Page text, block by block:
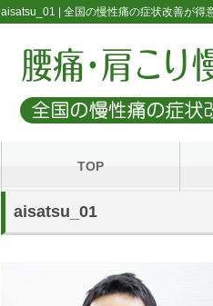
aisatsu_01 | 全国の慢性痛の症状改善が得
TOP
aisatsu_01